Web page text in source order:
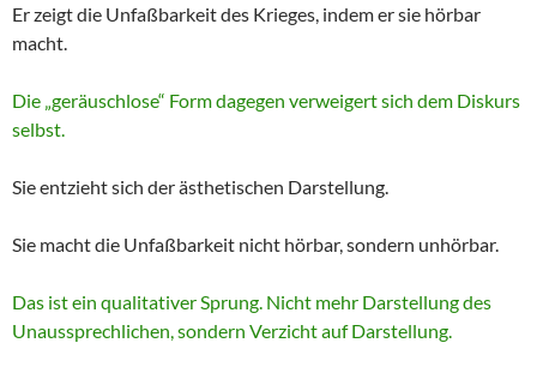
Er zeigt die Unfaßbarkeit des Krieges, indem er sie hörbar
macht.
Die „geräuschlose“ Form dagegen verweigert sich dem Diskurs
selbst.
Sie entzieht sich der ästhetischen Darstellung.
Sie macht die Unfaßbarkeit nicht hörbar, sondern unhörbar.
Das ist ein qualitativer Sprung. Nicht mehr Darstellung des
Unaussprechlichen, sondern Verzicht auf Darstellung.